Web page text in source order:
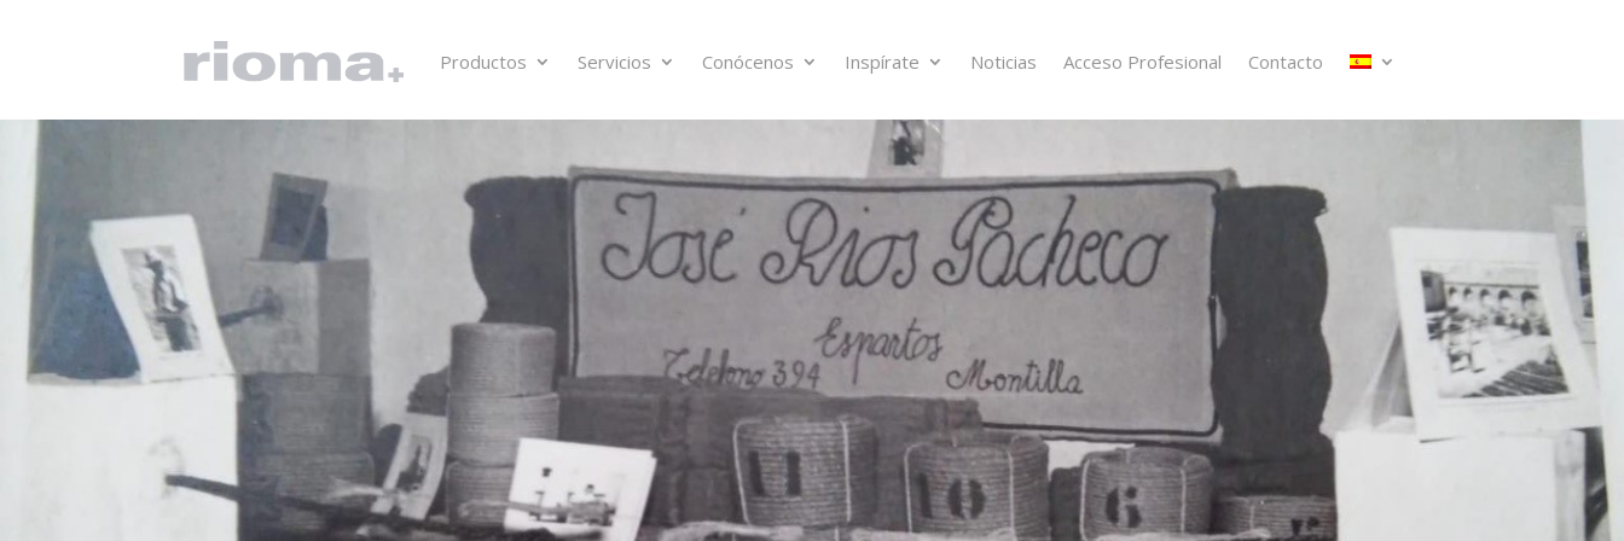
Productos Servicios Conócenos Inspírate Noticias Acceso Profesional Contacto